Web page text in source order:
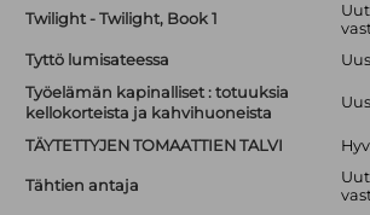
Twilight - Twilight, Book 1
Tyttö lumisateessa
Työelämän kapinalliset : totuuksia
kellokorteista ja kahvihuoneista
TÄYTETTYJEN TOMAATTIEN TALVI
Tähtien antaja